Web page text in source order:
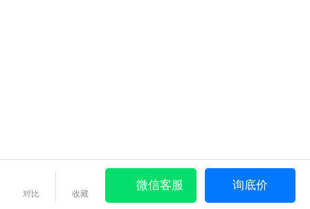
对比 收藏
微信客服 询底价